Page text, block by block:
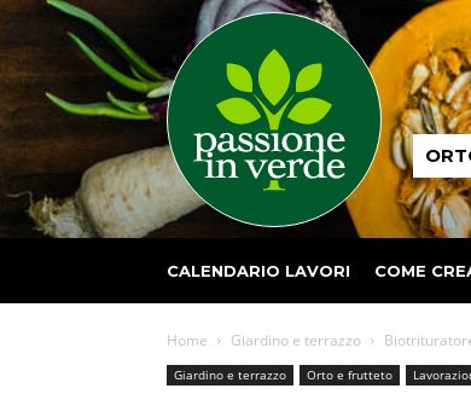
Passione
in
CALENDARIO LAVORI COME
Home Giardino e terrazzo
Giardino e terrazzo Orto e frutteto